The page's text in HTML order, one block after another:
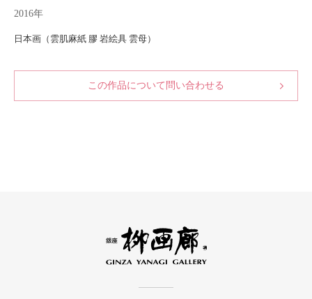
2016年
日本画（雲肌麻紙 膠 岩絵具 雲母）
この作品について問い合わせる